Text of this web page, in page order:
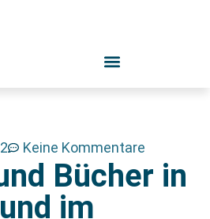
Keine Kommentare
Bücher in
im